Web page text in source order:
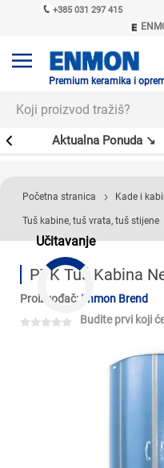
+385 031 297 415
Premium keramika i
Aktualna Ponuda ↘
Učitavanje
Početna stranica Kade i
Tuš kabine, tuš vrata, tuš stijene
PTK Tuš Kabina
Proizvođač: Enmon Brend
Budite prvi koji